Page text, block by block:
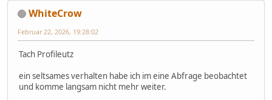
WhiteCrow
Februar 22, 2026, 19:28:02
Tach Profileutz
ein seltsames verhalten habe ich im eine Abfrage beobachtet
und komme langsam nicht mehr weiter.